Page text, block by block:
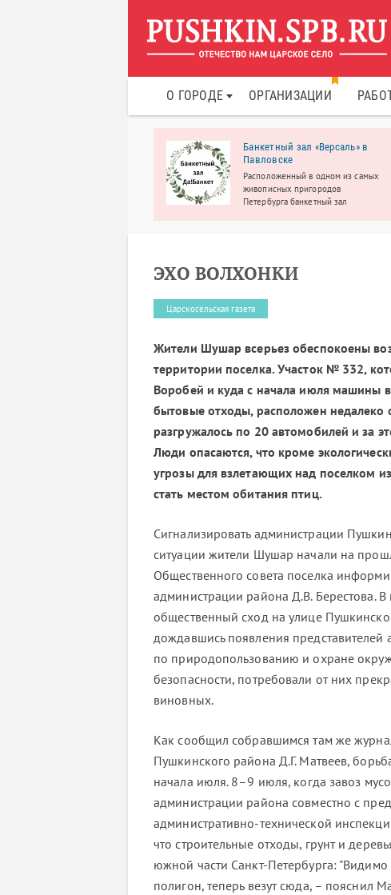
О ГОРОДЕ ОРГАНИЗАЦИИ
Банкетный зал «Версаль» в
Павловске
Расположенный в одном из самых
живописных пригородов
Петербурга банкетный зал
ЭХО ВОЛХОНКИ
Царскосельская газета
Жители Шушар всерьез обеспокоены
территории поселка. Участок № 332,
Воробей и куда с начала июля машины
бытовые отходы, расположен недалеко
разгружалось по 20 автомобилей и за
Люди опасаются, что кроме
угрозы для взлетающих над поселком
стать местом обитания птиц.
Сигнализировать администрации
ситуации жители Шушар начали на
Общественного совета поселка
администрации района Д.В. Берестова.
общественный сход на улице
дождавшись появления представителей
по природопользованию и охране
безопасности, потребовали от них
виновных.
Как сообщил собравшимся там же
Пушкинского района Д.Г. Матвеев,
начала июля. 8–9 июля, когда завоз
администрации района совместно с
административно-технической
что строительные отходы, грунт и
южной части Санкт-Петербурга:
полигон, теперь везут сюда, – пояснил